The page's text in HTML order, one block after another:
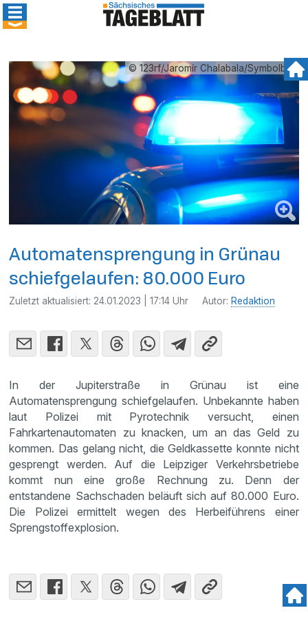
© 123rf/Jaromír Chalabala/Symbolbild
Automatensprengung in Grünau
schiefgelaufen: 80.000 Euro
Zuletzt aktualisiert: 24.01.2023 | 17:14 Uhr Autor: Redaktion
In der Jupiterstraße in Grünau ist eine
Automatensprengung schiefgelaufen. Unbekannte haben
laut Polizei mit Pyrotechnik versucht, einen
Fahrkartenautomaten zu knacken, um an das Geld zu
kommen. Das gelang nicht, die Geldkassette konnte nicht
gesprengt werden. Auf die Leipziger Verkehrsbetriebe
kommt nun eine große Rechnung zu. Denn der
entstandene Sachschaden beläuft sich auf 80.000 Euro.
Die Polizei ermittelt wegen des Herbeiführens einer
Sprengstoffexplosion.